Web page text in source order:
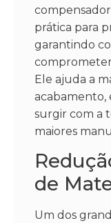
prática para
garantindo
comprometer
Ele ajuda a
acabamento,
surgir com a
maiores
de
Um dos